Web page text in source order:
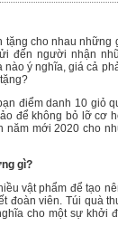
tặng cho nhau những
đến người nhận
ý nghĩa, giá cả
điểm danh 10 giỏ
để không bỏ lỡ cơ
năm mới 2020 cho
gì?
vật phẩm để tạo
đoàn viên. Túi quà
cho một sự khởi